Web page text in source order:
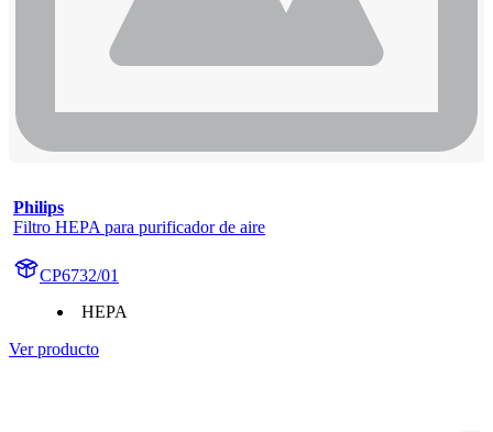
Philips
Filtro HEPA para purificador de aire
CP6732/01
HEPA
Ver producto